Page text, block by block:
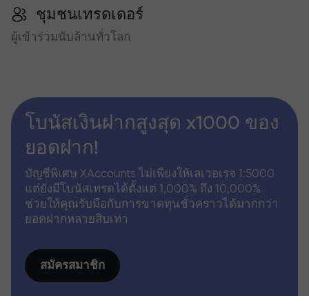
ชุมชนเทรดเดอร์
ผู้เข้าร่วมนับล้านทั่วโลก
โบนัสเงินฝากสูงสุด x1000 ของ
ยอดฝาก!
บัญชีพิเศษ XAccounts ไม่เพียงให้เลเวอเรจ 1:5000
แต่ยังมีโบนัสเทรดได้ตั้งแต่ 1,000% ถึง 10,000%
ช่วยให้คุณรับมือกับการขาดทุนชั่วคราวได้มากกว่า
ยอดฝากหลายสิบเท่า
สมัครสมาชิก